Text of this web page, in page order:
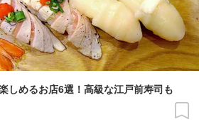
しめるお店6選！高級な江戸前寿司も